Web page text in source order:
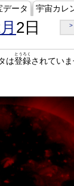
データ 宇宙カレ
2日 >
は登録
とうろく
されていま